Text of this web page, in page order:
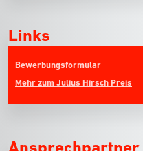
Links
Bewerbungsformular
Mehr zum Julius Hirsch Preis